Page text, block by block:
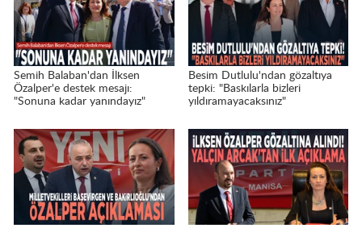
Semih Balaban'dan İlksen
Özalper'e destek mesajı:
"Sonuna kadar yanındayız"
Besim Dutlulu'ndan gözaltıya
tepki: "Baskılarla bizleri
yıldıramayacaksınız"